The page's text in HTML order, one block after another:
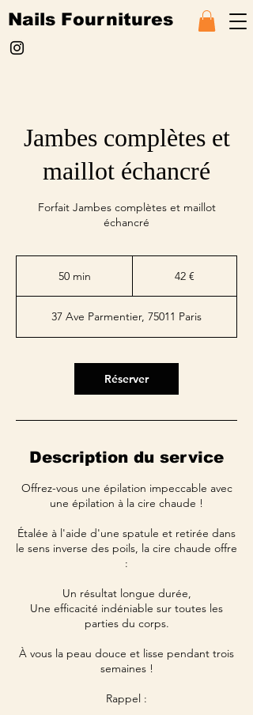
Nails Fournitures
Jambes complètes et
maillot échancré
Forfait Jambes complètes et maillot
échancré
50 min
n
42 €
37 Ave Parmentier, 75011 Paris
Réserver
Description du service
Offrez-vous une épilation impeccable avec
une épilation à la cire chaude !
Étalée à l'aide d'une spatule et retirée dans
le sens inverse des poils, la cire chaude offre
:
Un résultat longue durée,
Une efficacité indéniable sur toutes les
parties du corps.
À vous la peau douce et lisse pendant trois
semaines !
Rappel :